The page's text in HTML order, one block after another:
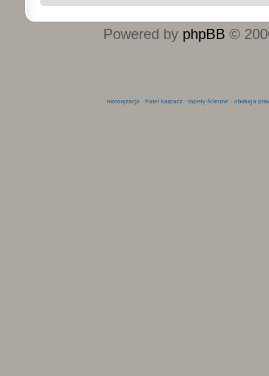
Powered by phpBB ©
motoryzacja - hotel karpacz- tapety ścienne - obsługa